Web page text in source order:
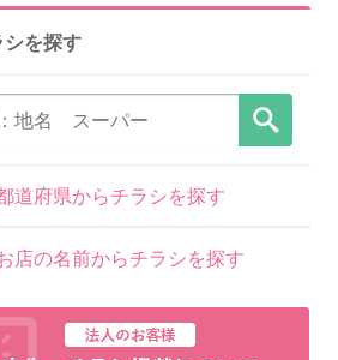
シを探す
道府県からチラシを探す
店の名前からチラシを探す